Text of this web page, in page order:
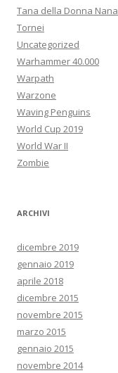
Tana della Donna Nana
Tornei
Uncategorized
Warhammer 40.000
Warpath
Warzone
Waving Penguins
World Cup 2019
World War II
Zombie
ARCHIVI
dicembre 2019
gennaio 2019
aprile 2018
dicembre 2015
novembre 2015
marzo 2015
gennaio 2015
novembre 2014